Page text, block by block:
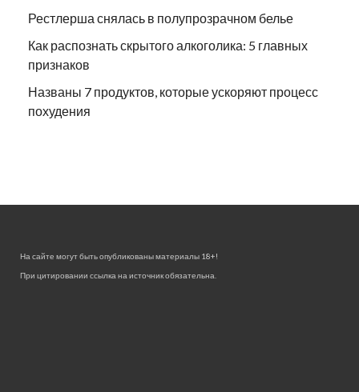
Рестлерша снялась в полупрозрачном белье
Как распознать скрытого алкоголика: 5 главных
признаков
Названы 7 продуктов, которые ускоряют процесс
похудения
На сайте могут быть опубликованы материалы 18+!
При цитировании ссылка на источник обязательна.